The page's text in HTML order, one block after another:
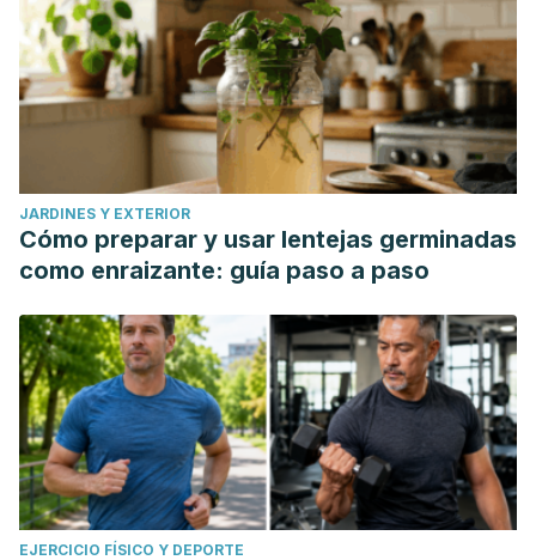
JARDINES Y EXTERIOR
Cómo preparar y usar lentejas germinadas
como enraizante: guía paso a paso
EJERCICIO FÍSICO Y DEPORTE